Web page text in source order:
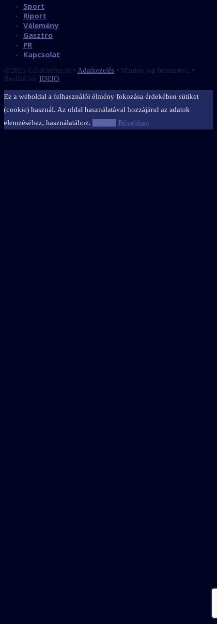
Sport
Riport
Vélemény
Gasztro
PR
Kapcsolat
@2025 GútaOnline.sk • Adatkezelés • Minden jog fenntartva. •
Realizáció: IDEIO
Ez a weboldal a felhasználói élmény fokozása érdekében sütiket
(cookie) használ. Az oldal használatával hozzájárul az adatok
elemzéséhez, használatához.
Bővebben